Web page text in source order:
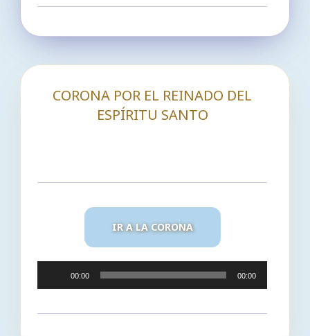
CORONA POR EL REINADO DEL
ESPÍRITU SANTO
IR A LA CORONA
Reproductor
de
00:00 00:00